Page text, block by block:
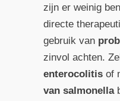
zijn er weinig
directe
gebruik van
zinvol achten.
enterocolitisof
van salmonella